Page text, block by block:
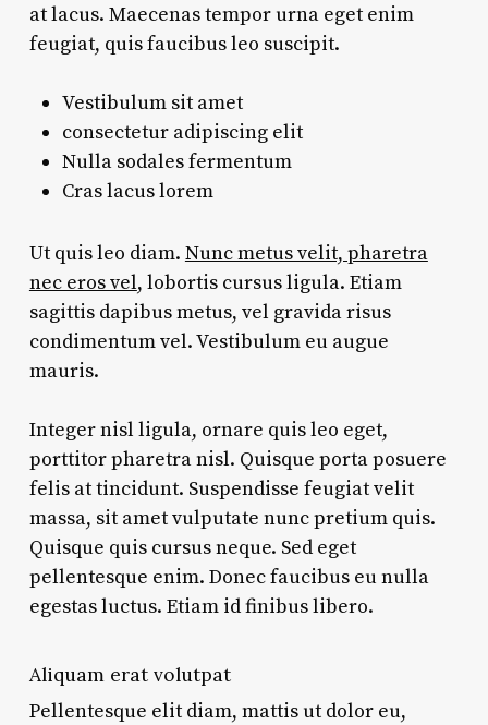
at lacus. Maecenas tempor urna eget enim
feugiat, quis faucibus leo suscipit.
Vestibulum sit amet
consectetur adipiscing elit
Nulla sodales fermentum
Cras lacus lorem
Ut quis leo diam. Nunc metus velit, pharetra
nec eros vel, lobortis cursus ligula. Etiam
sagittis dapibus metus, vel gravida risus
condimentum vel. Vestibulum eu augue
mauris.
Integer nisl ligula, ornare quis leo eget,
porttitor pharetra nisl. Quisque porta posuere
felis at tincidunt. Suspendisse feugiat velit
massa, sit amet vulputate nunc pretium quis.
Quisque quis cursus neque. Sed eget
pellentesque enim. Donec faucibus eu nulla
egestas luctus. Etiam id finibus libero.
Aliquam erat volutpat
Pellentesque elit diam, mattis ut dolor eu,